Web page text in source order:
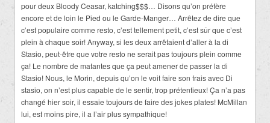
pour deux Bloody Ceasar, katching$$$… Disons qu’on préfère
encore et de loin le Pied ou le Garde-Manger… Arrêtez de dire que
c’est populaire comme resto, c’est tellement petit, c’est sûr que c’est
plein à chaque soir! Anyway, si les deux arrêtaient d’aller à la di
Stasio, peut-être que votre resto ne serait pas toujours plein comme
ça! Le nombre de matantes que ça peut amener de passer la di
Stasio! Nous, le Morin, depuis qu’on le voit faire son frais avec Di
stasio, on n’est plus capable de le sentir, trop prétentieux! Ça n’a pas
changé hier soir, il essaie toujours de faire des jokes plates! McMillan
lui, est moins pire, il a l’air plus sympathique!